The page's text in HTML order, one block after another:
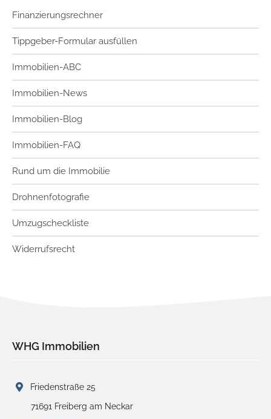
Finanzierungsrechner
Tippgeber-Formular ausfüllen
Immobilien-ABC
Immobilien-News
Immobilien-Blog
Immobilien-FAQ
Rund um die Immobilie
Drohnenfotografie
Umzugscheckliste
Widerrufsrecht
WHG Immobilien
Friedenstraße 25
71691 Freiberg am Neckar